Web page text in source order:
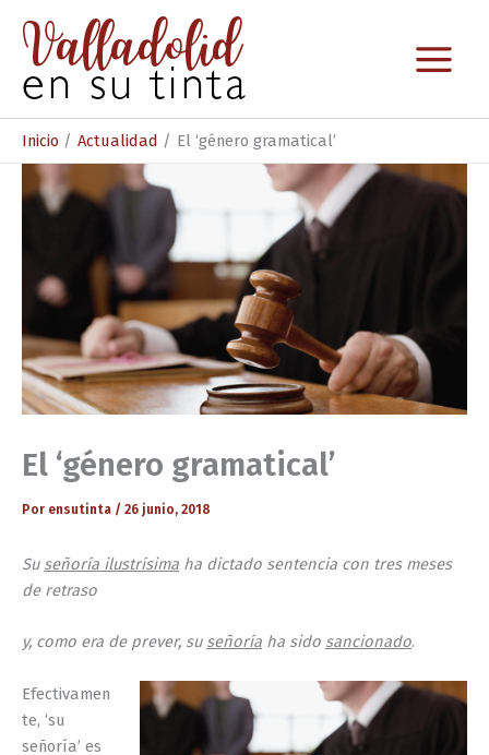
contenido
Inicio Actualidad El ‘género gramatical’
El ‘género gramatical’
Por ensutinta / 26 junio, 2018
Su señoría ilustrísima ha dictado sentencia con tres meses
de retraso
y, como era de prever, su señoría ha sido sancionado.
Efectivamen
te, ‘su
señoría’ es